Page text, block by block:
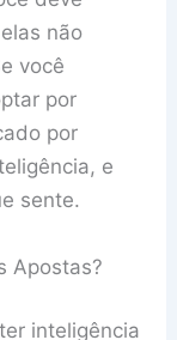
não
você
por
por
e
sente.
Apostas?
inteligência